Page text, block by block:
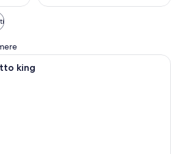
Camera d'hotel ai piani alti con vista
king